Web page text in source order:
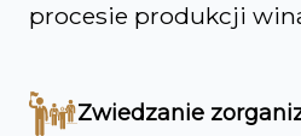
procesie produkcji
Zwiedzanie